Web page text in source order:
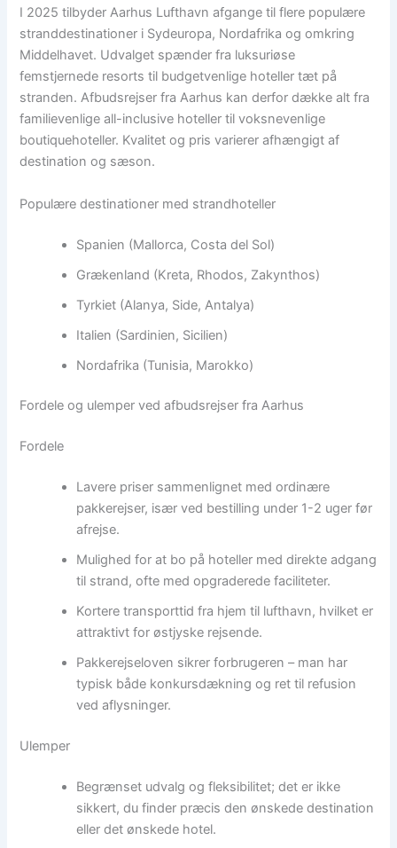
I 2025 tilbyder Aarhus Lufthavn afgange til flere populære
stranddestinationer i Sydeuropa, Nordafrika og omkring
Middelhavet. Udvalget spænder fra luksuriøse
femstjernede resorts til budgetvenlige hoteller tæt på
stranden. Afbudsrejser fra Aarhus kan derfor dække alt fra
familievenlige all-inclusive hoteller til voksnevenlige
boutiquehoteller. Kvalitet og pris varierer afhængigt af
destination og sæson.
Populære destinationer med strandhoteller
Spanien (Mallorca, Costa del Sol)
Grækenland (Kreta, Rhodos, Zakynthos)
Tyrkiet (Alanya, Side, Antalya)
Italien (Sardinien, Sicilien)
Nordafrika (Tunisia, Marokko)
Fordele og ulemper ved afbudsrejser fra Aarhus
Fordele
Lavere priser sammenlignet med ordinære
pakkerejser, især ved bestilling under 1-2 uger før
afrejse.
Mulighed for at bo på hoteller med direkte adgang
til strand, ofte med opgraderede faciliteter.
Kortere transporttid fra hjem til lufthavn, hvilket er
attraktivt for østjyske rejsende.
Pakkerejseloven sikrer forbrugeren – man har
typisk både konkursdækning og ret til refusion
ved aflysninger.
Ulemper
Begrænset udvalg og fleksibilitet; det er ikke
sikkert, du finder præcis den ønskede destination
eller det ønskede hotel.